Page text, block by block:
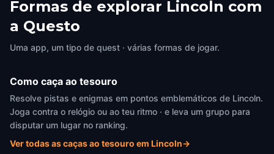
Formas de explorar Lincoln com
a Questo
Uma app, um tipo de quest · várias formas de jogar.
Como caça ao tesouro
Resolve pistas e enigmas em pontos emblemáticos de Lincoln.
Joga contra o relógio ou ao teu ritmo · e leva um grupo para
disputar um lugar no ranking.
Ver todas as caças ao tesouro em Lincoln→